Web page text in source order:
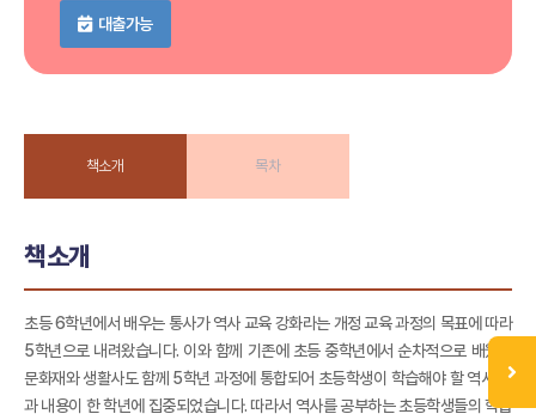
대출가능
책소개 목차
책소개
초등 6학년에서 배우는 통사가 역사 교육 강화라는 개정 교육 과정의 목표에 따라
5학년으로 내려왔습니다. 이와 함께 기존에 초등 중학년에서 순차적으로 배웠던
문화재와 생활사도 함께 5학년 과정에 통합되어 초등학생이 학습해야 할 역사 교
과 내용이 한 학년에 집중되었습니다. 따라서 역사를 공부하는 초등학생들의 학습